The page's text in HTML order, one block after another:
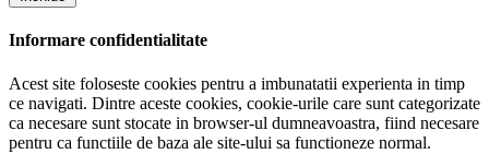
Informare confidentialitate
Acest site foloseste cookies pentru a imbunatatii experienta in timp
ce navigati. Dintre aceste cookies, cookie-urile care sunt categorizate
ca necesare sunt stocate in browser-ul dumneavoastra, fiind necesare
pentru ca functiile de baza ale site-ului sa functioneze normal.